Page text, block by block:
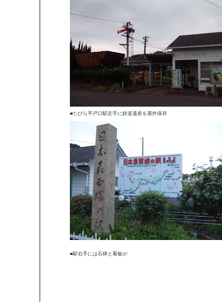
■たびら平戸口駅左手に鉄道遺産を屋外保存
■駅右手には石碑と看板が